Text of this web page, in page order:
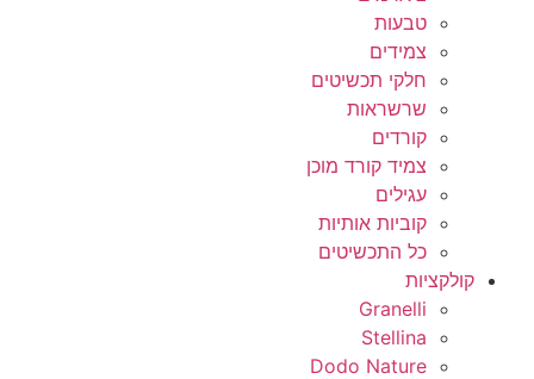
טבעות
צמידים
חלקי תכשיטים
שרשראות
קורדים
צמיד קורד מוכן
עגילים
קוביות אותיות
כל התכשיטים
קולקציות
Granelli
Stellina
Dodo Nature